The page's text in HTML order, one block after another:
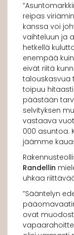
reipas
kanssa voi
vaihteluun ja
hetkellä
enempää
eivät riitä
talouskasvua
toipuu
päästään
selvityksen
vastaava
000 asuntoa.
jäämme
Randellin
uhkaa
”Sääntelyn
ovat